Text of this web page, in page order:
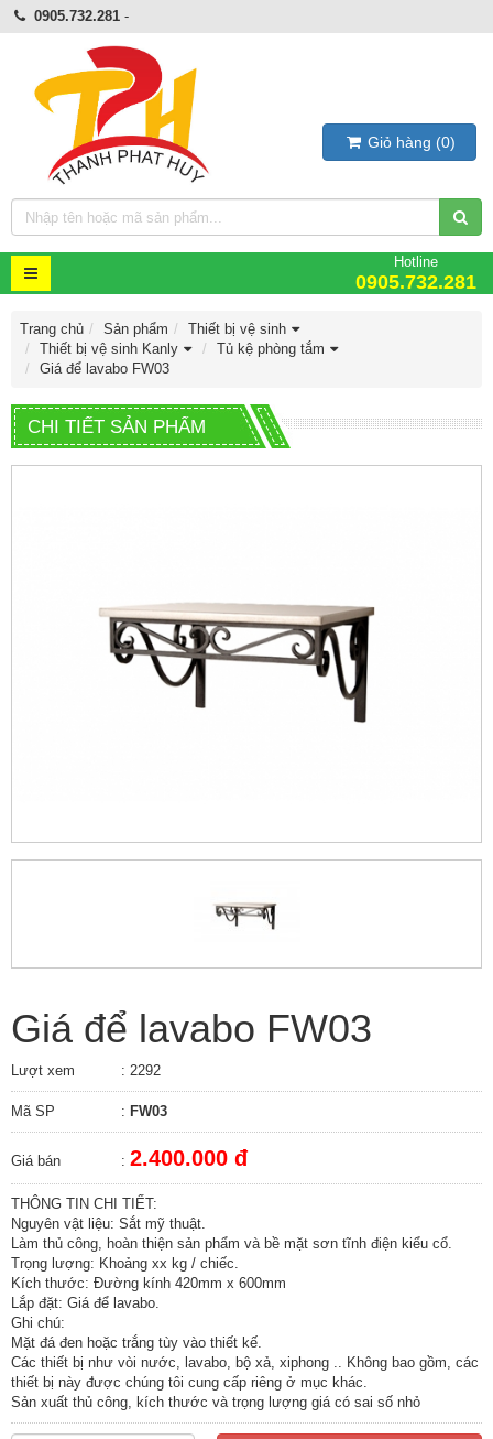
0905.732.281-
Giỏ hàng (0)
Hotline
0905.732.281
Trang chủ Sản phẩm
Thiết bị vệ sinh
Thiết bị vệ sinh Kanly
Tủ kệ phòng tắm
Giá để lavabo FW03
CHI TIẾT SẢN PHẨM
Giá để lavabo FW03
Lượt xem : 2292
Mã SP : FW03
Giá bán : 2.400.000 đ
THÔNG TIN CHI TIẾT:
Nguyên vật liệu: Sắt mỹ thuật.
Làm thủ công, hoàn thiện sản phẩm và bề mặt sơn tĩnh điện kiểu cổ.
Trọng lượng: Khoảng xx kg / chiếc.
Kích thước: Ðường kính 420mm x 600mm
Lắp đặt: Giá để lavabo.
Ghi chú:
Mặt đá đen hoặc trắng tùy vào thiết kế.
Các thiết bị như vòi nước, lavabo, bộ xả, xiphong .. Không bao gồm, các
thiết bị này được chúng tôi cung cấp riêng ở mục khác.
Sản xuất thủ công, kích thước và trọng lượng giá có sai số nhỏ